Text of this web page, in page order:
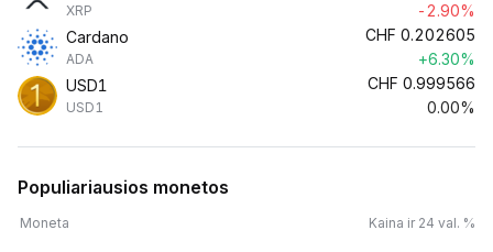
XRP
-2.90%
Cardano
ADA
CHF 0.202605
+6.30%
USD1
USD1
CHF 0.999566
0.00%
Populiariausios monetos
Moneta Kaina ir 24 val. %